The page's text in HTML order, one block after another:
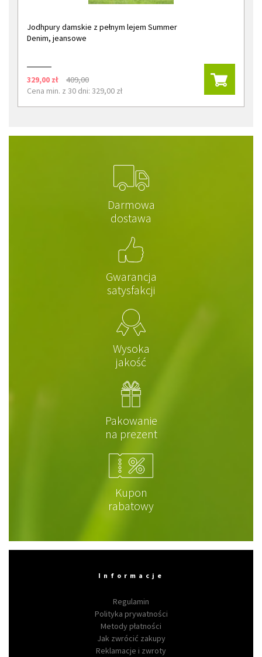
Jodhpury damskie z pełnym lejem Summer
Denim, jeansowe
329,00 zł
409,00
Cena min. z 30 dni: 329,00 zł
Darmowa
dostawa
Gwarancja
satysfakcji
Wysoka
jakość
Pakowanie
na prezent
Kupon
rabatowy
Informacje
Regulamin
Polityka prywatności
Metody płatności
Jak zwrócić zakupy
Reklamacje i zwroty